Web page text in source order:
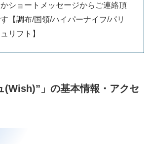
ショートメッセージからご連絡頂
【調布/国領/ハイパーナイフ/パリ
リフト】
(Wish)”」の基本情報・アクセ